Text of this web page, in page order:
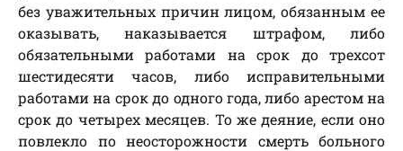
без уважительных причин лицом, обязанным ее
оказывать, наказывается штрафом, либо
обязательными работами на срок до трехсот
шестидесяти часов, либо исправительными
работами на срок до одного года, либо арестом на
срок до четырех месяцев. То же деяние, если оно
повлекло по неосторожности смерть больного